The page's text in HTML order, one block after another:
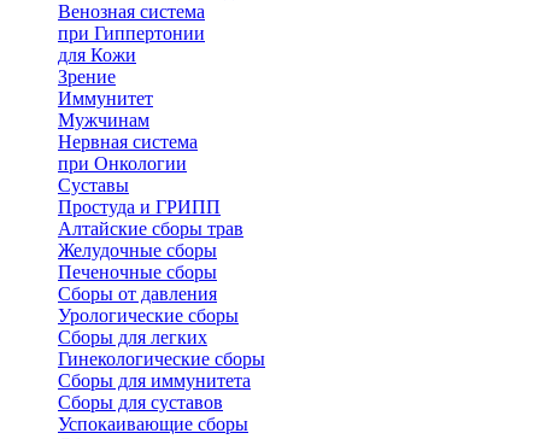
Венозная система
при Гиппертонии
для Кожи
Зрение
Иммунитет
Мужчинам
Нервная система
при Онкологии
Суставы
Простуда и ГРИПП
Алтайские сборы трав
Желудочные сборы
Печеночные сборы
Сборы от давления
Урологические сборы
Сборы для легких
Гинекологические сборы
Сборы для иммунитета
Сборы для суставов
Успокаивающие сборы